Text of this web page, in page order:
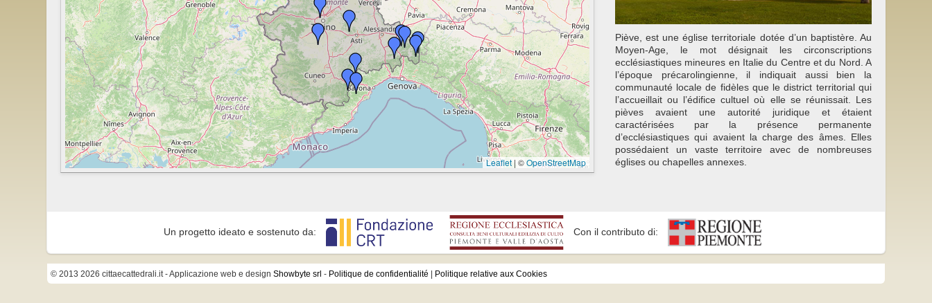
Leaflet | ©OpenStreetMap
Piève, est une église territoriale dotée d’un baptistère. Au
Moyen-Age, le mot désignait les circonscriptions
ecclésiastiques mineures en Italie du Centre et du Nord. A
l’époque précarolingienne, il indiquait aussi bien la
communauté locale de fidèles que le district territorial qui
l’accueillait ou l’édifice cultuel où elle se réunissait. Les
pièves avaient une autorité juridique et étaient
caractérisées par la présence permanente
d’ecclésiastiques qui avaient la charge des âmes. Elles
possédaient un vaste territoire avec de nombreuses
églises ou chapelles annexes.
Un progetto ideato e sostenuto da: Con il contributo di:
© 2013 2026 cittaecattedrali.it- Applicazione web e design Showbyte srl - Politique de confidentialité Politique relative aux Cookies